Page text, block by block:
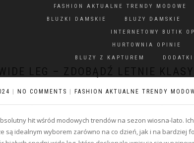
FASHION AKTUALNE TRENDY MODOWE
BLUZKI DAMSKIE
BLUZY DAMSKIE
INTERNETOWY BUTIK
HURTOWNIA OPINIE
BLUZY Z KAPTUREM
DODATKI
LEG – ZDOBĄDŹ LETNIE
NO COMMENTS FASHION AKTUALNE TRENDY
hit wśród modowych trendów na sezon wiosna-lato.
są idealnym wyborem zarówno na co dzień, jak i na bardziej